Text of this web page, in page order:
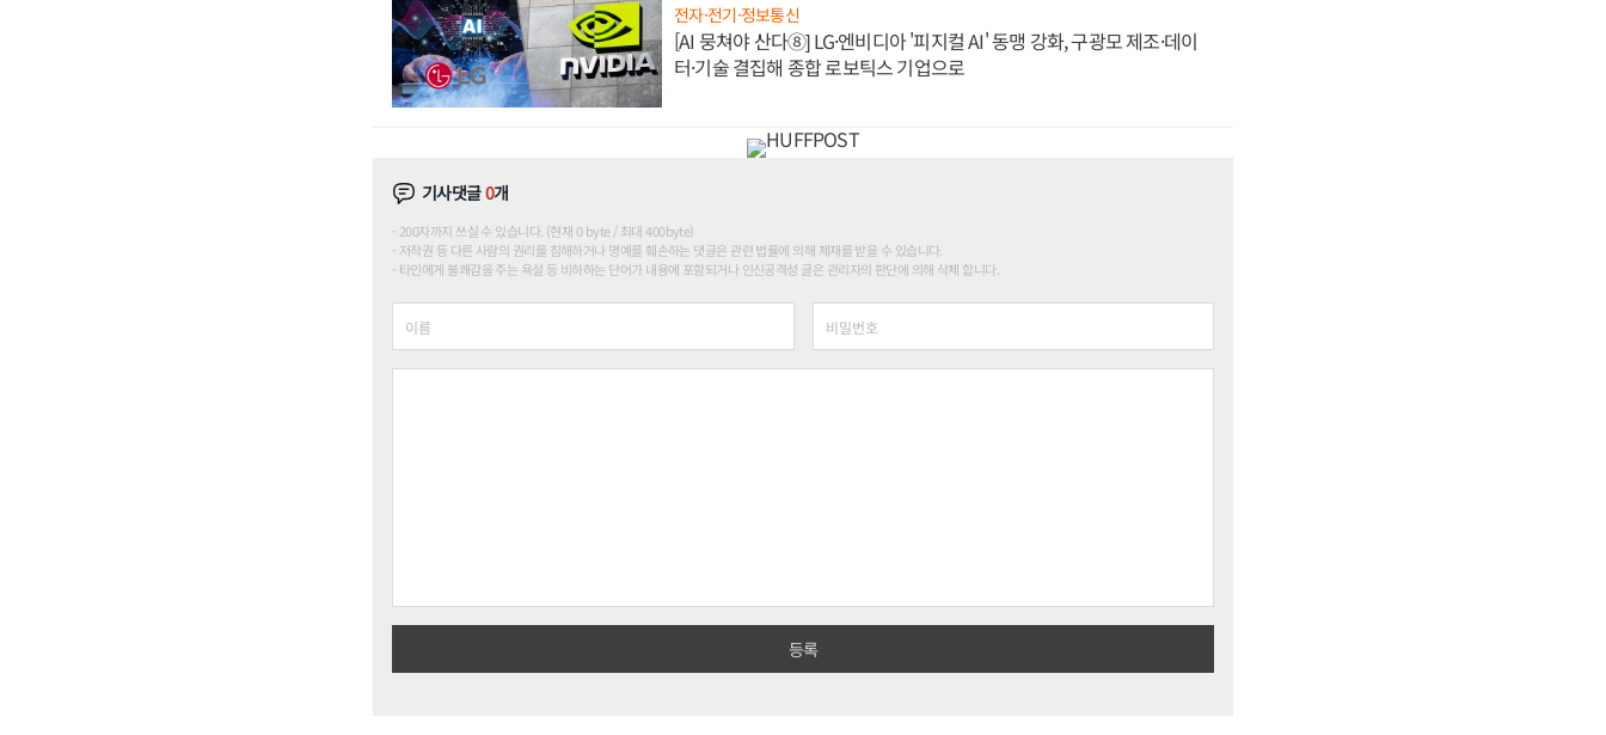
전자·전기·정보통신
[AI 뭉쳐야 산다⑧] LG·엔비디아 '피지컬 AI' 동맹 강화, 구광모 제조·데이
터·기술 결집해 종합 로보틱스 기업으로
기사댓글0개
200자까지 쓰실 수 있습니다. (현재 0 byte / 최대 400byte)
저작권 등 다른 사람의 권리를 침해하거나 명예를 훼손하는 댓글은 관련 법률에 의해 제재를 받을 수 있습니다.
타인에게 불쾌감을 주는 욕설 등 비하하는 단어가 내용에 포함되거나 인신공격성 글은 관리자의 판단에 의해 삭제 합니다.